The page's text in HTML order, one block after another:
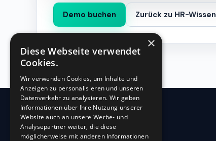
Demo buchen Zurück zu HR-Wissen
360HR
×
Diese Webseite verwendet
Cookies.
Wir verwenden Cookies, um Inhalte und
Anzeigen zu personalisieren und unseren
Datenverkehr zu analysieren. Wir geben
Informationen über Ihre Nutzung unserer
Website auch an unsere Werbe- und
Analysepartner weiter, die diese
möglicherweise mit anderen Informationen